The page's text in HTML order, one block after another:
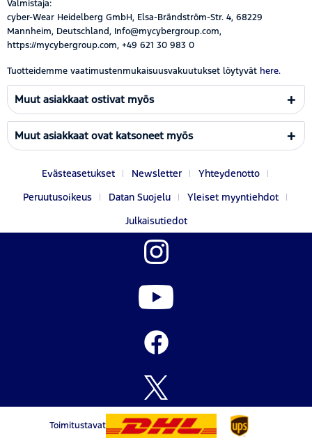
Valmistaja:
cyber-Wear Heidelberg GmbH, Elsa-Brändström-Str. 4, 68229
Mannheim, Deutschland, Info@mycybergroup.com,
https://mycybergroup.com, +49 621 30 983 0
Tuotteidemme vaatimustenmukaisuusvakuutukset löytyvät here.
Muut asiakkaat ostivat myös
Muut asiakkaat ovat katsoneet myös
Evästeasetukset Newsletter
Yhteydenotto
Peruutusoikeus
Datan Suojelu
Yleiset myyntiehdot
Julkaisutiedot
Toimitustavat